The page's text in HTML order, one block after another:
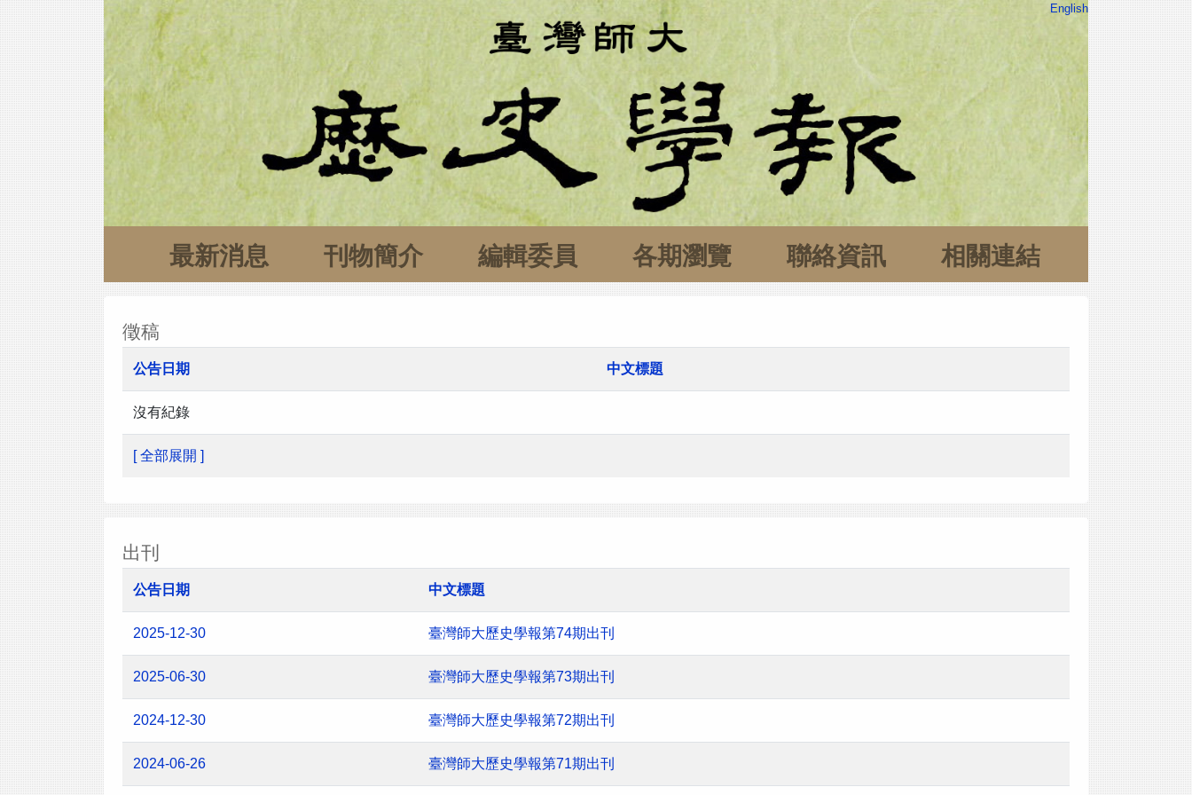
English
最新消息 刊物簡介 編輯委員 各期瀏覽 聯絡資訊 相關連結
徵稿
公告日期 中文標題
沒有紀錄
[ 全部展開 ]
出刊
公告日期 中文標題
2025-12-30 臺灣師大歷史學報第74期出刊
2025-06-30 臺灣師大歷史學報第73期出刊
2024-12-30 臺灣師大歷史學報第72期出刊
2024-06-26 臺灣師大歷史學報第71期出刊